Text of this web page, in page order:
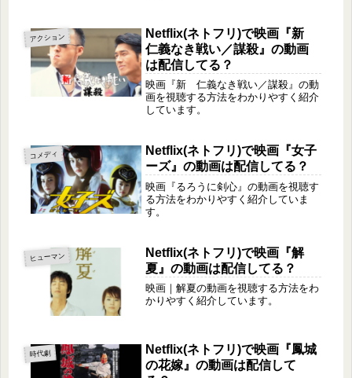
アクション
Netflix(ネトフリ)で映画『新
仁義なき戦い／謀殺』の動画
は配信してる？
映画『新 仁義なき戦い／謀殺』の動
画を視聴する方法をわかりやすく紹介
しています。
コメディ
Netflix(ネトフリ)で映画『女子
ーズ』の動画は配信してる？
映画『るろうに剣心』の動画を視聴す
る方法をわかりやすく紹介していま
す。
ヒューマン
Netflix(ネトフリ)で映画『解
夏』の動画は配信してる？
映画｜解夏の動画を視聴する方法をわ
かりやすく紹介しています。
時代劇
Netflix(ネトフリ)で映画『鳳城
の花嫁』の動画は配信して